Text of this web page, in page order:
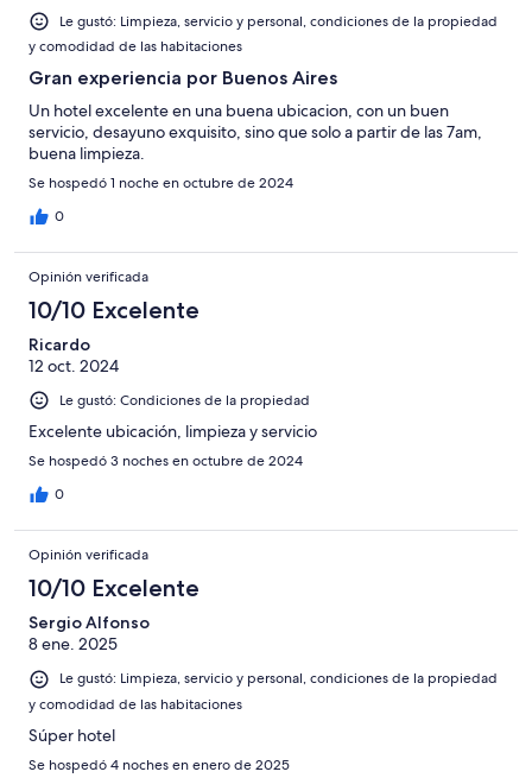
Le gustó: Limpieza, servicio y personal, condiciones de la propiedad
y comodidad de las habitaciones
Gran experiencia por Buenos Aires
Un hotel excelente en una buena ubicacion, con un buen
servicio, desayuno exquisito, sino que solo a partir de las 7am,
buena limpieza.
Se hospedó 1 noche en octubre de 2024
0
Opinión verificada
10/10 Excelente
Ricardo
12 oct. 2024
Le gustó: Condiciones de la propiedad
Excelente ubicación, limpieza y servicio
Se hospedó 3 noches en octubre de 2024
0
Opinión verificada
10/10 Excelente
Sergio Alfonso
8 ene. 2025
Le gustó: Limpieza, servicio y personal, condiciones de la propiedad
y comodidad de las habitaciones
Súper hotel
Se hospedó 4 noches en enero de 2025